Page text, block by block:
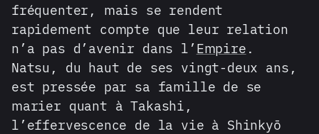
fréquenter, mais se rendent
rapidement compte que leur relation
n’a pas d’avenir dans l’ Empire .
Natsu, du haut de ses vingt-deux ans,
est pressée par sa famille de se
marier quant à Takashi,
l’effervescence de la vie à Shinkyō